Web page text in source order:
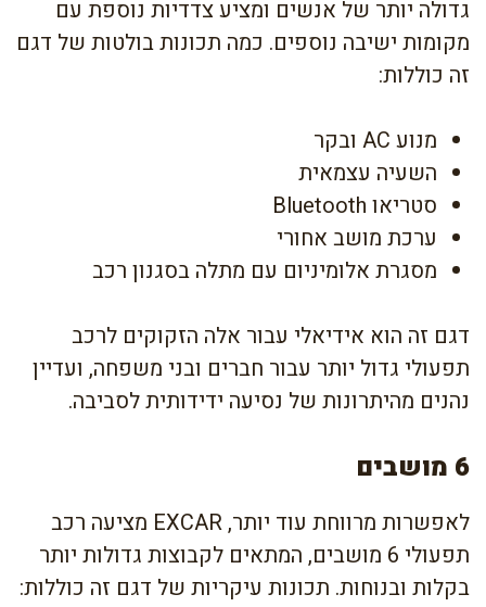
גדולה יותר של אנשים ומציע צדדיות נוספת עם
מקומות ישיבה נוספים. כמה תכונות בולטות של דגם
זה כוללות:
מנוע AC ובקר
השעיה עצמאית
סטריאו Bluetooth
ערכת מושב אחורי
מסגרת אלומיניום עם מתלה בסגנון רכב
דגם זה הוא אידיאלי עבור אלה הזקוקים לרכב
תפעולי גדול יותר עבור חברים ובני משפחה, ועדיין
נהנים מהיתרונות של נסיעה ידידותית לסביבה.
6 מושבים
לאפשרות מרווחת עוד יותר, EXCAR מציעה רכב
תפעולי 6 מושבים, המתאים לקבוצות גדולות יותר
בקלות ובנוחות. תכונות עיקריות של דגם זה כוללות: